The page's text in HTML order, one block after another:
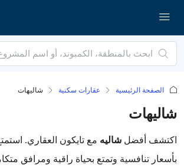
الصفحة الرئيسية عقارات سكنية شاليهات
شاليهات
اكتشف أفضل شاليه مع تايكون العقاري.
بأسعار تنافسية وتمتع بحياة راقية ومرافق